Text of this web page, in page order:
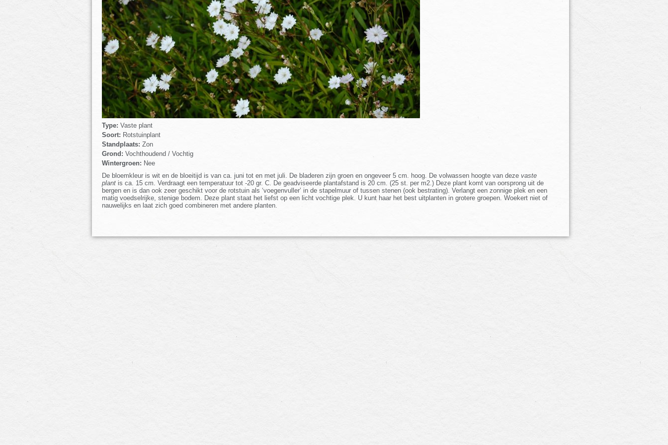
Type: Vaste plant
Soort: Rotstuinplant
Standplaats: Zon
Grond: Vochthoudend / Vochtig
Wintergroen: Nee
De bloemkleur is wit en de bloeitijd is van ca. juni tot en met juli. De bladeren zijn groen en ongeveer 5 cm. hoog. De volwassen hoogte van deze vaste
plantis ca. 15 cm. Verdraagt een temperatuur tot -20 gr. C. De geadviseerde plantafstand is 20 cm. (25 st. per m2.) Deze plant komt van oorsprong uit de
bergen en is dan ook zeer geschikt voor de rotstuin als ‘voegenvuller’ in de stapelmuur of tussen stenen (ook bestrating). Verlangt een zonnige plek en een
matig voedselrijke, stenige bodem. Deze plant staat het liefst op een licht vochtige plek. U kunt haar het best uitplanten in grotere groepen. Woekert niet of
nauwelijks en laat zich goed combineren met andere planten.